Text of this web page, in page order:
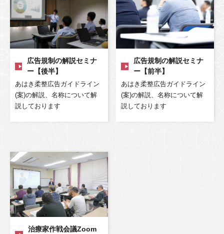
広告規制の解説セミナ
ー【後半】
あはき柔整広告ガイドライン
(案)の解説、名称について解
説しております
広告規制の解説セミナ
ー【前半】
あはき柔整広告ガイドライン
(案)の解説、名称について解
説しております
治療家作戦会議Zoom